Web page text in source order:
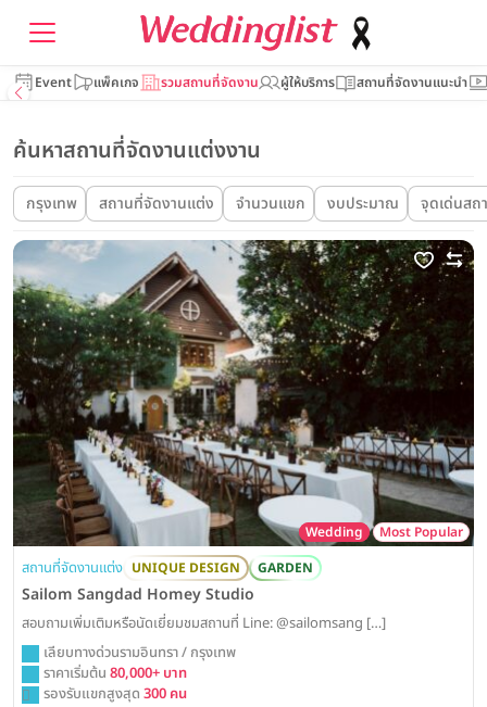
Event แพ็คเกจ รวมสถานที่จัดงาน ผู้ให้บริการ สถานที่จัดงานแนะนำ
ค้นหาสถานที่จัดงานแต่งงาน
กรุงเทพ สถานที่จัดงานแต่ง จำนวนแขก งบประมาณ จุดเด่นสถ
Wedding Most Popular
สถานที่จัดงานแต่ง UNIQUE DESIGN GARDEN
Sailom Sangdad Homey Studio
สอบถามเพิ่มเติมหรือนัดเยี่ยมชมสถานที่ Line: @sailomsang […]
เลียบทางด่วนรามอินทรา / กรุงเทพ
ราคาเริ่มต้น 80,000+ บาท
รองรับแขกสูงสุด 300 คน